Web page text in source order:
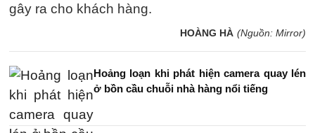
gây ra cho khách hàng.
HOÀNG HÀ (Nguồn: Mirror)
Hoảng loạn khi phát hiện camera quay lén
ở bồn cầu chuỗi nhà hàng nổi tiếng